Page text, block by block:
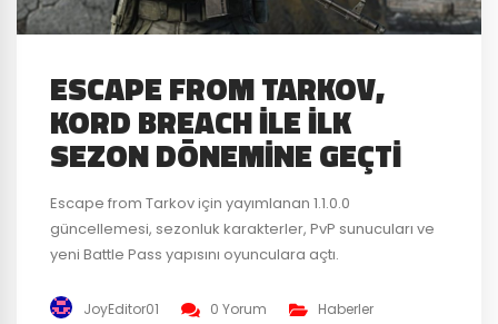
ESCAPE FROM TARKOV,
KORD BREACH ILE ILK
SEZON DÖNEMINE GEÇTI
Escape from Tarkov için yayımlanan 1.1.0.0
güncellemesi, sezonluk karakterler, PvP sunucuları ve
yeni Battle Pass yapısını oyunculara açtı.
JoyEditor01 0 Yorum
Haberler